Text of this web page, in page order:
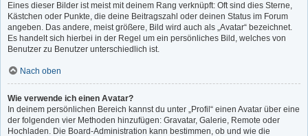
Eines dieser Bilder ist meist mit deinem Rang verknüpft: Oft sind dies Sterne,
Kästchen oder Punkte, die deine Beitragszahl oder deinen Status im Forum
angeben. Das andere, meist größere, Bild wird auch als „Avatar“ bezeichnet.
Es handelt sich hierbei in der Regel um ein persönliches Bild, welches von
Benutzer zu Benutzer unterschiedlich ist.
Nach oben
Wie verwende ich einen Avatar?
In deinem persönlichen Bereich kannst du unter „Profil“ einen Avatar über eine
der folgenden vier Methoden hinzufügen: Gravatar, Galerie, Remote oder
Hochladen. Die Board-Administration kann bestimmen, ob und wie die